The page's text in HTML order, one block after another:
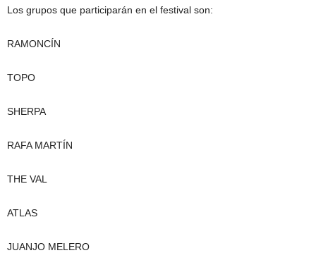
Los grupos que participarán en el festival son:
RAMONCÍN
TOPO
SHERPA
RAFA MARTÍN
THE VAL
ATLAS
JUANJO MELERO